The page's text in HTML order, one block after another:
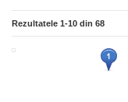
Rezultatele 1-10 din 68